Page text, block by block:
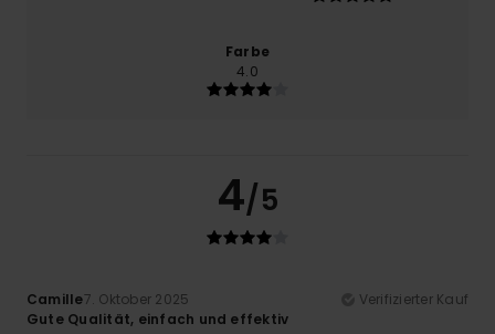
Farbe
4.0
4/5
Camille7. Oktober 2025
Verifizierter Kauf
Gute Qualität, einfach und effektiv